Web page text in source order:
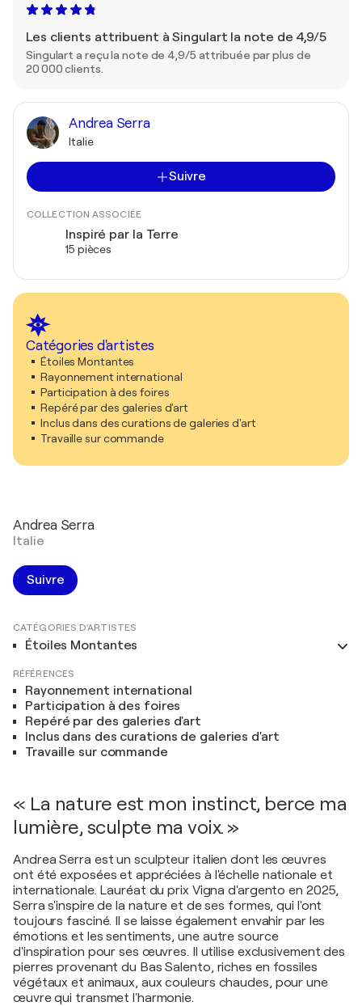
Les clients attribuent à Singulart la note de 4,9/5
Singulart a reçu la note de 4,9/5 attribuée par plus de
20 000 clients.
Andrea Serra
Italie
Suivre
COLLECTION ASSOCIÉE
Inspiré par la Terre
15 pièces
Catégories d'artistes
Étoiles Montantes
Rayonnement international
Participation à des foires
Repéré par des galeries d'art
Inclus dans des curations de galeries d'art
Travaille sur commande
Andrea Serra
Italie
Suivre
CATÉGORIES D'ARTISTES
Étoiles Montantes
RÉFÉRENCES
Rayonnement international
Participation à des foires
Repéré par des galeries d'art
Inclus dans des curations de galeries d'art
Travaille sur commande
« La nature est mon instinct, berce ma
lumière, sculpte ma voix. »
Andrea Serra est un sculpteur italien dont les œuvres
ont été exposées et appréciées à l'échelle nationale et
internationale. Lauréat du prix Vigna d'argento en 2025,
Serra s'inspire de la nature et de ses formes, qui l'ont
toujours fasciné. Il se laisse également envahir par les
émotions et les sentiments, une autre source
d'inspiration pour ses œuvres. Il utilise exclusivement des
pierres provenant du Bas Salento, riches en fossiles
végétaux et animaux, aux couleurs chaudes, pour une
œuvre qui transmet l'harmonie.